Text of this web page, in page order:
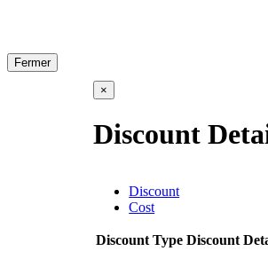
Fermer
×
Discount
Discount
Cost
Discount Type Discount